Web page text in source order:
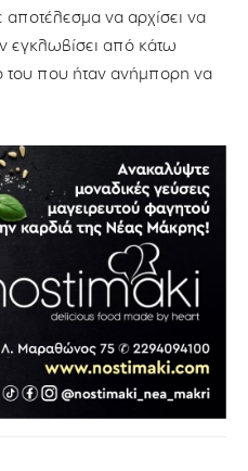
να αρχίσει να
εγκλωβίσει από κάτω
του που ήταν ανήμπορη να